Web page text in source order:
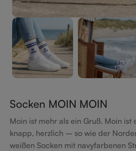
Socken MOIN MOIN
Moin ist mehr als ein Gruß. Moin ist
knapp, herzlich – so wie der
weißen Socken mit navyfarbenen